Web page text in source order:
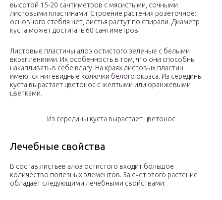
высотой 15-20 сантиметров с мясистыми, сочными
листовыми пластинами. Строение растения розеточное:
основного стебля нет, листья растут по спирали. Диаметр
куста может достигать 60 сантиметров.
Листовые пластины алоэ остистого зеленые с белыми
вкраплениями. Их особенность в том, что они способны
накапливать в себе влагу. На краях листовых пластин
имеются нитевидные колючки белого окраса. Из середины
куста вырастает цветонос с желтыми или оранжевыми
цветками.
Из середины куста вырастает цветонос
Лечебные свойства
В состав листьев алоэ остистого входит большое
количество полезных элементов. За счет этого растение
обладает следующими лечебными свойствами: